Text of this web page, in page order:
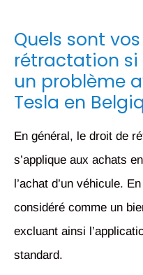
Quels sont
rétractation si
un problème
Tesla en
En général, le droit de
s’applique aux achats
l’achat d’un véhicule.
considéré comme un
excluant ainsi
standard.